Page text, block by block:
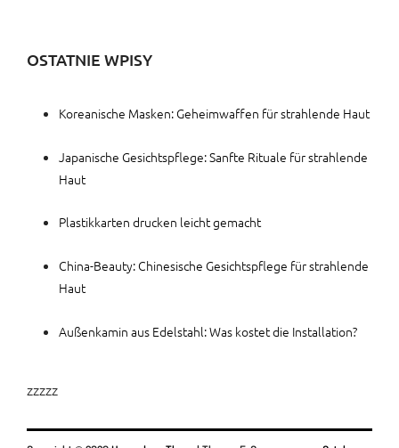
OSTATNIE WPISY
Koreanische Masken: Geheimwaffen für strahlende Haut
Japanische Gesichtspflege: Sanfte Rituale für strahlende
Haut
Plastikkarten drucken leicht gemacht
China-Beauty: Chinesische Gesichtspflege für strahlende
Haut
Außenkamin aus Edelstahl: Was kostet die Installation?
zzzzz